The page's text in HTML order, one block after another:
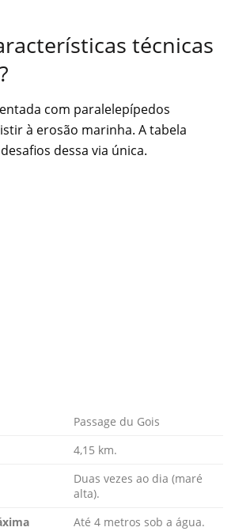
técnicas
com paralelepípedos
à erosão marinha. A tabela
dessa via única.
Passage du Gois
4,15 km.
Duas vezes ao dia (maré
alta).
Até 4 metros sob a água.